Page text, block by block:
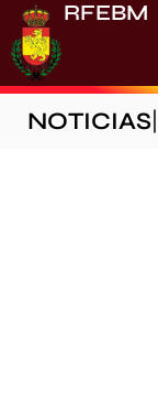
RFEBM
NOTICIAS